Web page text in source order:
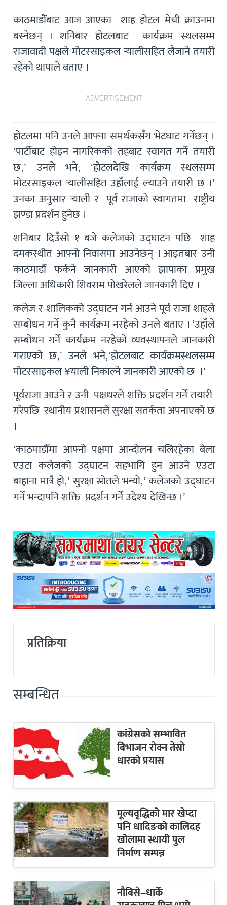
काठमाडौँबाट आज आएका शाह होटल मेची क्राउनमा
बस्नेछन् । शनिबार होटलबाट कार्यक्रम स्थलसम्म
राजावादी पक्षले मोटरसाइकल र्‍यालीसहित लैजाने तयारी
रहेको थापाले बताए ।
ADVERTISEMENT
होटलमा पनि उनले आफ्ना समर्थकसँग भेटघाट गर्नेछन् ।
‘पार्टीबाट होइन नागरिकको तहबाट स्वागत गर्ने तयारी
छ,’ उनले भने, ‘होटलदेखि कार्यक्रम स्थलसम्म
मोटरसाइकल र्‍यालीसहित उहाँलाई ल्याउने तयारी छ ।’
उनका अनुसार र्‍याली र पूर्व राजाको स्वागतमा राष्ट्रीय
झण्डा प्रदर्शन हुनेछ ।
शनिबार दिउँसो १ बजे कलेजको उद्घाटन पछि शाह
दमकस्थीत आफ्नो निवासमा आउनेछन् । आइतबार उनी
काठमाडौँ फर्कने जानकारी आएको झापाका प्रमुख
जिल्ला अधिकारी शिवराम पोखरेलले जानकारी दिए ।
कलेज र शालिकको उद्घाटन गर्न आउने पूर्व राजा शाहले
सम्बोधन गर्ने कुनै कार्यक्रम नरहेको उनले बताए । ‘उहाँले
सम्बोधन गर्ने कार्यक्रम नरहेको व्यवस्थापनले जानकारी
गराएको छ,’ उनले भने,‘होटलबाट कार्यक्रमस्थलसम्म
मोटरसाइकल ¥याली निकाल्ने जानकारी आएको छ ।’
पूर्वराजा आउने र उनी पक्षधरले शक्ति प्रदर्शन गर्ने तयारी
गरेपछि स्थानीय प्रशासनले सुरक्षा सतर्कता अपनाएको छ
।
‘काठमाडौँमा आफ्नो पक्षमा आन्दोलन चलिरहेका बेला
एउटा कलेजको उद्घाटन सहभागि हुन आउने एउटा
बाहाना मात्रै हो,’ सुरक्षा स्रोतले भन्यो,‘ कलेजको उद्घाटन
गर्ने भन्दापनि शक्ति प्रदर्शन गर्ने उदेश्य देखिन्छ ।’
प्रतिक्रिया
सम्बन्धित
कांग्रेसको सम्भावित
बिभाजन रोक्न तेस्रो
धारको प्रयास
मूल्यवृद्धिको मार खेप्दा
पनि धादिङको कालिदह
खोलामा स्थायी पुल
निर्माण सम्पन्न
नौबिसे–धार्के